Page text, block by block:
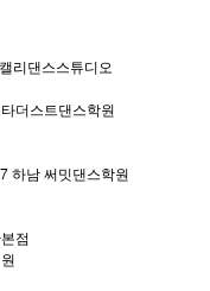
리댄스스튜디오
더스트댄스학원
하남 써밋댄스학원
점